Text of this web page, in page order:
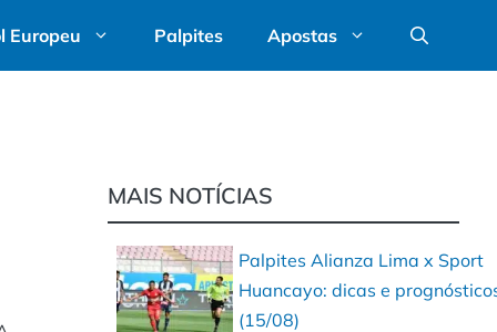
Europeu Palpites Apostas
MAIS NOTÍCIAS
Palpites Alianza Lima x Sport
Huancayo: dicas e
(15/08)